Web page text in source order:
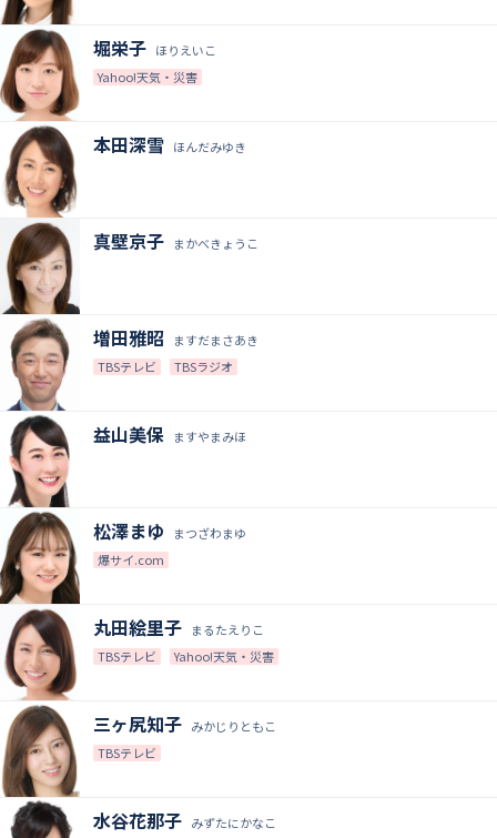
ほりえいこ
堀栄子
Yahoo!天気・災害
ほんだみゆき
本田深雪
まかべきょうこ
真壁京子
ますだまさあき
増田雅昭
TBSテレビ TBSラジオ
ますやまみほ
益山美保
まつざわまゆ
松澤まゆ
爆サイ.com
まるたえりこ
丸田絵里子
TBSテレビ Yahoo!天気・災害
みかじりともこ
三ヶ尻知子
TBSテレビ
みずたにかなこ
水谷花那子